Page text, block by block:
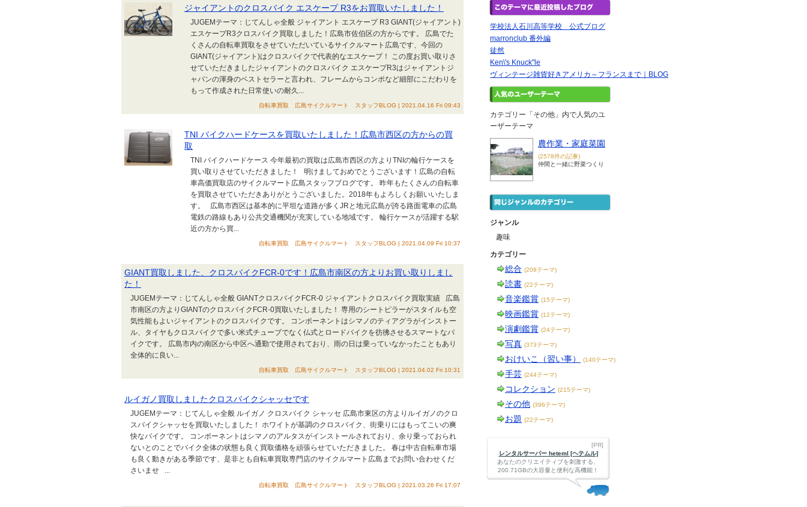
ジャイアントのクロスバイク エスケープ R3をお買取いたしました！
JUGEMテーマ：じてんしゃ全般 ジャイアント エスケープ R3 GIANT(ジャイアント)
エスケープR3クロスバイク買取しました！広島市佐伯区の方からです。 広島でた
くさんの自転車買取をさせていただいているサイクルマート広島です、今回の
GIANT(ジャイアント)はクロスバイクで代表的なエスケープ！ この度お買い取りさ
せていただきましたジャイアントのクロスバイク エスケープR3はジャイアントジ
ャパンの渾身のベストセラーと言われ、フレームからコンポなど細部にこだわりを
もって作成された日常使いの耐久...
自転車買取 広島サイクルマート スタッフBLOG | 2021.04.16 Fri 09:43
TNI バイクハードケースを買取いたしました！広島市西区の方からの買
取
TNI バイクハードケース 今年最初の買取は広島市西区の方よりTNIの輪行ケースを
買い取りさせていただきました！ 明けましておめでとうございます！広島の自転
車高価買取店のサイクルマート広島スタッフブログです。 昨年もたくさんの自転車
を買取させていただきありがとうございました。2018年もよろしくお願いいたしま
す。 広島市西区は基本的に平坦な道路が多くJRと地元広島が誇る路面電車の広島
電鉄の路線もあり公共交通機関が充実している地域です。 輪行ケースが活躍する駅
近の方から買...
自転車買取 広島サイクルマート スタッフBLOG | 2021.04.09 Fri 10:37
GIANT買取しました、クロスバイクFCR-0です！広島市南区の方よりお買い取りしまし
た！
JUGEMテーマ：じてんしゃ全般 GIANTクロスバイクFCR-0 ジャイアントクロスバイク買取実績 広島
市南区の方よりGIANTのクロスバイクFCR-0買取いたしました！ 専用のシートピラーがスタイルも空
気性能もよいジャイアントのクロスバイクです。 コンポーネントはシマノのティアグラがインストー
ル、タイヤもクロスバイクで多い米式チューブでなく仏式とロードバイクを彷彿させるスマートなバ
イクです。 広島市内の南区から中区へ通勤で使用されており、雨の日は乗っていなかったこともあり
全体的に良い...
自転車買取 広島サイクルマート スタッフBLOG | 2021.04.02 Fri 10:31
ルイガノ買取しましたクロスバイクシャッセです
JUGEMテーマ：じてんしゃ全般 ルイガノ クロスバイク シャッセ 広島市東区の方よりルイガノのクロ
スバイクシャッセを買取いたしました！ ホワイトが基調のクロスバイク、街乗りにはもってこいの爽
快なバイクです。 コンポーネントはシマノのアルタスがインストールされており、余り乗っておられ
ないとのことでバイク全体の状態も良く買取価格を頑張らせていただきました。 春は中古自転車市場
も良く動きがある季節です、是非とも自転車買取専門店のサイクルマート広島までお問い合わせくだ
さいませ ...
自転車買取 広島サイクルマート スタッフBLOG | 2021.03.26 Fri 17:07
学校法人石川高等学校 公式ブログ
marronclub 番外編
徒然
Ken\'s Knuck"le
ヴィンテージ雑貨好きアメリカ～フランスまで｜BLOG
カテゴリー「その他」内で人気のユ
ーザーテーマ
農作業・家庭菜園
(2578件の記事)
仲間と一緒に野菜つくり
ジャンル
趣味
カテゴリー
総合 (208テーマ)
読書 (22テーマ)
音楽鑑賞 (15テーマ)
映画鑑賞 (12テーマ)
演劇鑑賞 (24テーマ)
写真 (373テーマ)
おけいこ（習い事） (140テーマ)
手芸 (244テーマ)
コレクション (215テーマ)
その他 (396テーマ)
お題 (22テーマ)
[PR]
レンタルサーバー heteml [ヘテムル]
あなたのクリエイティブを刺激する、
200.71GBの大容量と便利な高機能！